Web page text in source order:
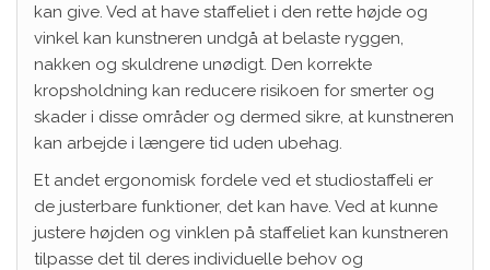
kan give. Ved at have staffeliet i den rette højde og
vinkel kan kunstneren undgå at belaste ryggen,
nakken og skuldrene unødigt. Den korrekte
kropsholdning kan reducere risikoen for smerter og
skader i disse områder og dermed sikre, at kunstneren
kan arbejde i længere tid uden ubehag.
Et andet ergonomisk fordele ved et studiostaffeli er
de justerbare funktioner, det kan have. Ved at kunne
justere højden og vinklen på staffeliet kan kunstneren
tilpasse det til deres individuelle behov og